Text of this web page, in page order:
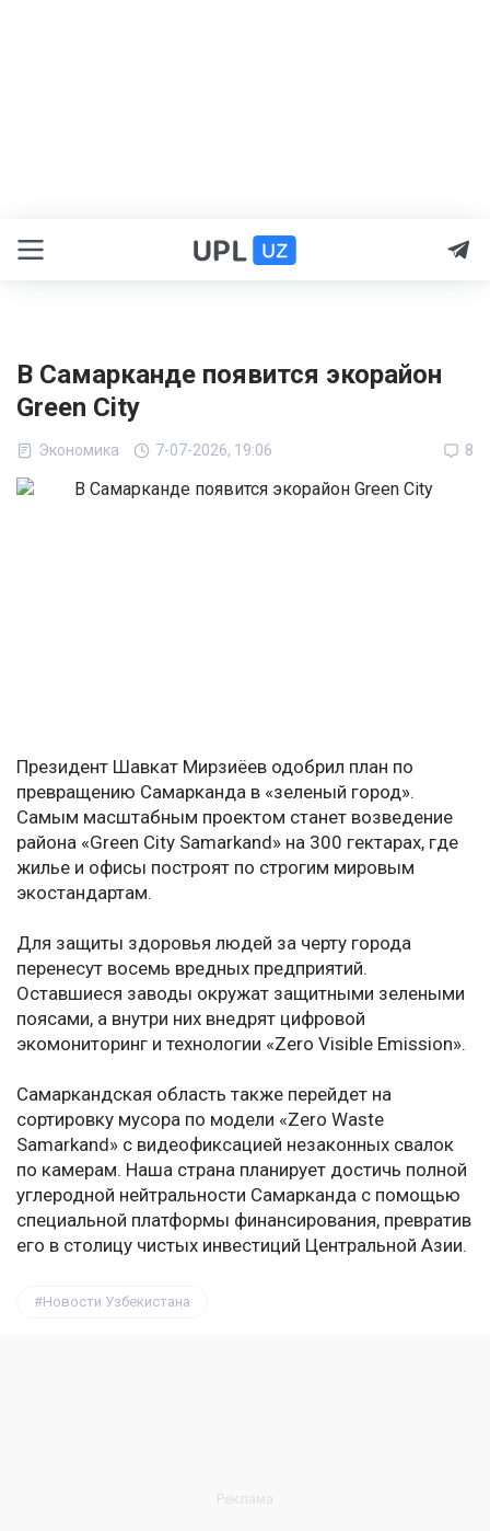
В Самарканде появится экорайон
Green City
Экономика 7-07-2026, 19:06 8
Президент Шавкат Мирзиёев одобрил план по
превращению Самарканда в «зеленый город».
Самым масштабным проектом станет возведение
района «Green City Samarkand» на 300 гектарах, где
жилье и офисы построят по строгим мировым
экостандартам.
Для защиты здоровья людей за черту города
перенесут восемь вредных предприятий.
Оставшиеся заводы окружат защитными зелеными
поясами, а внутри них внедрят цифровой
экомониторинг и технологии «Zero Visible Emission».
Самаркандская область также перейдет на
сортировку мусора по модели «Zero Waste
Samarkand» с видеофиксацией незаконных свалок
по камерам. Наша страна планирует достичь полной
углеродной нейтральности Самарканда с помощью
специальной платформы финансирования, превратив
его в столицу чистых инвестиций Центральной Азии.
Новости Узбекистана